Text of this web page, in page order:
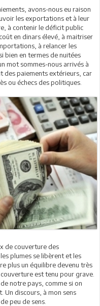
avons-nous eu raison
les exportations et à leur
à contenir le déficit public
en dinars élevé, à maitriser
à relancer les
bien en termes de nuitées
mot sommes-nous arrivés à
des paiements extérieurs, car
ou échecs des politiques.
de couverture des
plumes se libèrent et les
plus un équilibre devenu très
est tenu pour grave.
notre pays, comme si on
Un discours, à mon sens
peu de sens.